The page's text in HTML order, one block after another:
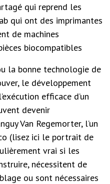
qui reprend les
qui ont des imprimantes
de machines
biocompatibles
la bonne technologie de
le développement
efficace d’un
devenir
Van Regemorter, l’un
(lisez ici le portrait de
vrai si les
nécessitent de
ou sont nécessaires